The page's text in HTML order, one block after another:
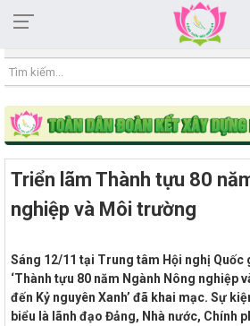
21:01:24 07/08/2026
Triển lãm Thành tựu 80
nghiệp và Môi trường
Sáng 12/11 tại Trung tâm Hội nghị Quốc
‘Thành tựu 80 năm Ngành Nông nghiệp
đến Kỷ nguyên Xanh’ đã khai mạc. Sự
biểu là lãnh đạo Đảng, Nhà nước, Chính